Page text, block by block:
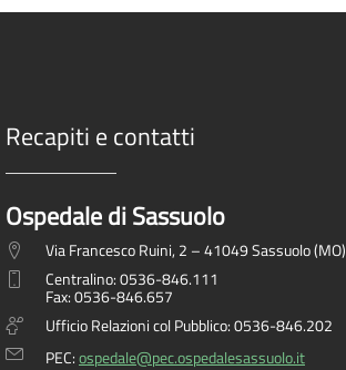
Recapiti e contatti
Ospedale di Sassuolo
Via Francesco Ruini, 2 – 41049 Sassuolo (MO)
Centralino: 0536-846.111
Fax: 0536-846.657
Ufficio Relazioni col Pubblico: 0536-846.202
PEC:ospedale@pec.ospedalesassuolo.it